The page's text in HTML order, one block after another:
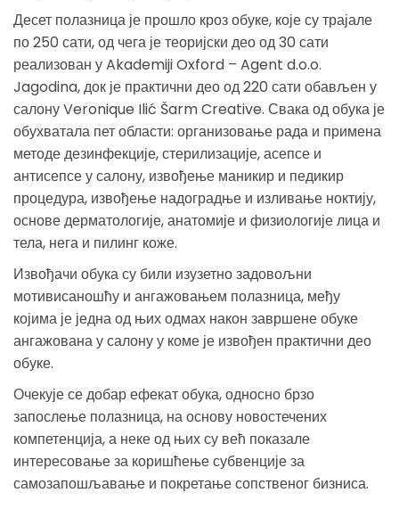
Десет полазница је прошло кроз обуке, које су трајале
по 250 сати, од чега је теоријски део од 30 сати
реализован у Akademiji Oxford – Agent d.o.o.
Jagodina, док је практични део од 220 сати обављен у
салону Veronique Ilić Šarm Creative. Свака од обука је
обухватала пет области: организовање рада и примена
методе дезинфекције, стерилизације, асепсе и
антисепсе у салону, извођење маникир и педикир
процедура, извођење надоградње и изливање ноктију,
основе дерматологије, анатомије и физиологије лица и
тела, нега и пилинг коже.
Извођачи обука су били изузетно задовољни
мотивисаношћу и ангажовањем полазница, међу
којима је једна од њих одмах након завршене обуке
ангажована у салону у коме је извођен практични део
обуке.
Очекује се добар ефекат обука, односно брзо
запослење полазница, на основу новостечених
компетенција, а неке од њих су већ показале
интересовање за коришћење субвенције за
самозапошљавање и покретање сопственог бизниса.